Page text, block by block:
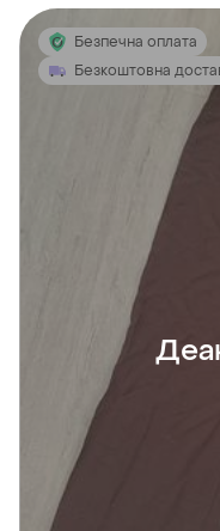
Безпечна оплата
Безкоштовна